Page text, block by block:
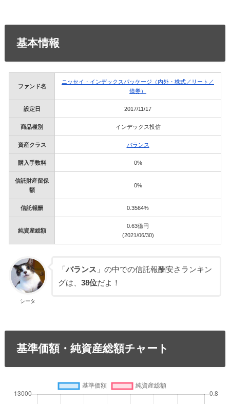
基本情報
ファンド名
ニッセイ・インデックスパッケージ（内外・株式／リート／
債券）
設定日 2017/11/17
商品種別 インデックス投信
資産クラス バランス
購入手数料 0%
信託財産留保
額
0%
信託報酬 0.3564%
純資産総額
0.63億円
(2021/06/30)
シータ
「バランス 」の中での信託報酬安さランキン
グは、38位だよ！
基準価額・純資産総額チャート